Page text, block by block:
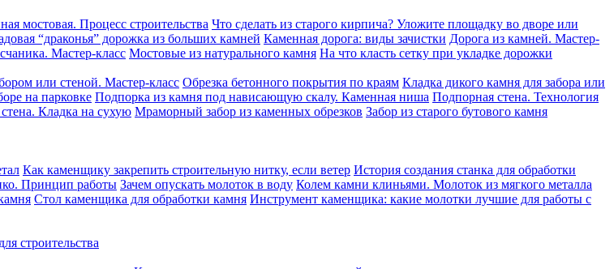
мостовая. Процесс строительства Что сделать из старого кирпича? Уложите площадку во дворе или
“драконья” дорожка из больших камней Каменная дорога: виды зачистки Дорога из камней. Мастер-
Мастер-класс Мостовые из натурального камня На что класть сетку при укладке дорожки
или стеной. Мастер-класс Обрезка бетонного покрытия по краям Кладка дикого камня для забора или
на парковке Подпорка из камня под нависающую скалу. Каменная ниша Подпорная стена. Технология
Кладка на сухую Мраморный забор из каменных обрезков Забор из старого бутового камня
Как каменщику закрепить строительную нитку, если ветер История создания станка для обработки
Принцип работы Зачем опускать молоток в воду Колем камни клиньями. Молоток из мягкого металла
Стол каменщика для обработки камня Инструмент каменщика: какие молотки лучшие для работы с
строительства